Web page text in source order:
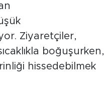
Ziyaretçiler,
boğuşurken,
hissedebilmek